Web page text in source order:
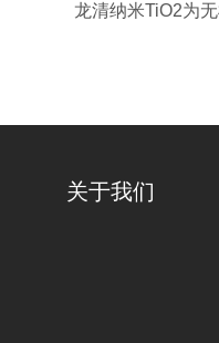
龙清纳米TiO2为
关于我们